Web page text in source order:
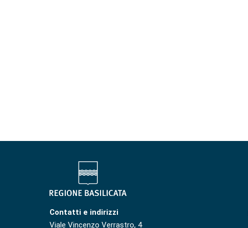
Contatti e indirizzi
Viale Vincenzo Verrastro, 4